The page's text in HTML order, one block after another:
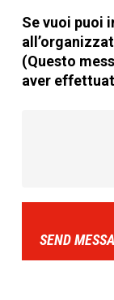
Se vuoi puoi
(Questo
aver
SEND